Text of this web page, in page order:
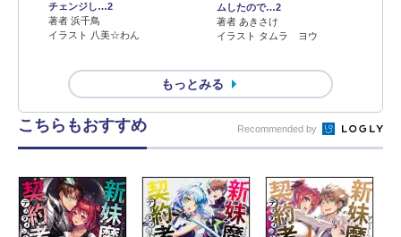
チェンジし…2
著者 浜千鳥
イラスト 八美☆わん
ムしたので…2
著者 あきさけ
イラスト タムラ ヨウ
もっとみる
こちらもおすすめ Recommended by